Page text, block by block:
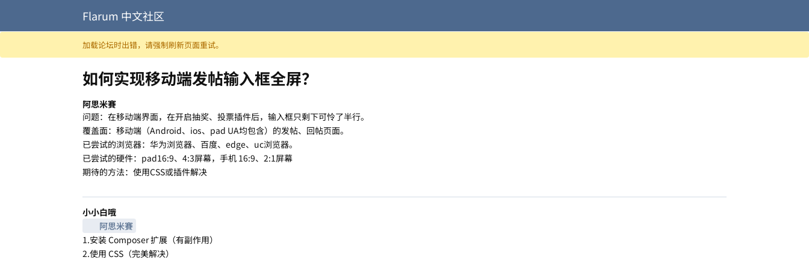
跳至内容
Flarum 中文社区
加载论坛时出错，请强制刷新页面重试。
如何实现移动端发帖输入框全屏？
阿思米賽
问题：在移动端界面，在开启抽奖、投票插件后，输入框只剩下可怜了半行。
覆盖面：移动端（Android、ios、pad UA均包含）的发帖、回帖页面。
已尝试的浏览器：华为浏览器、百度、edge、uc浏览器。
已尝试的硬件：pad16:9、4:3屏幕，手机 16:9、2:1屏幕
期待的方法：使用CSS或插件解决
小小白哦
阿思米賽
1.安装 Composer 扩展（有副作用）
2.使用 CSS（完美解决）